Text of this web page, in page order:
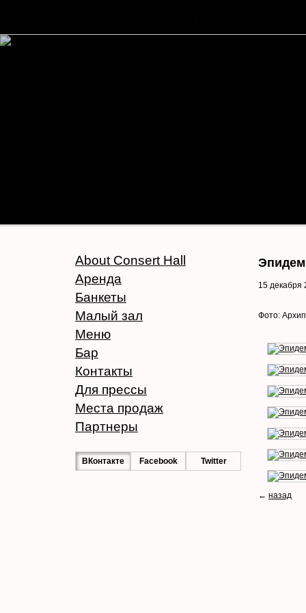
About Consert Hall
Аренда
Банкеты
Малый зал
Меню
Бар
Контакты
Для прессы
Места продаж
Партнеры
ВКонтакте Facebook Twitter
15 декабря
Фото:
← назад